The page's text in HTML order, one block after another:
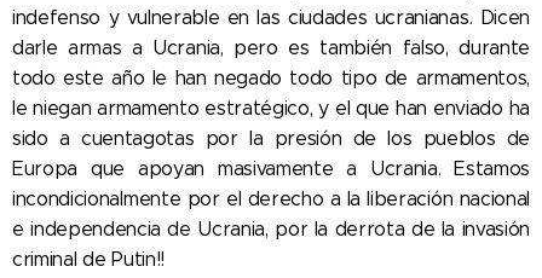
indefenso y vulnerable en las ciudades ucranianas. Dicen
darle armas a Ucrania, pero es también falso, durante
todo este año le han negado todo tipo de armamentos,
le niegan armamento estratégico, y el que han enviado ha
sido a cuentagotas por la presión de los pueblos de
Europa que apoyan masivamente a Ucrania. Estamos
incondicionalmente por el derecho a la liberación nacional
e independencia de Ucrania, por la derrota de la invasión
criminal de Putin!!